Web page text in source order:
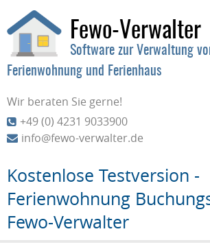
Fewo-Verwalter
Software zur Verwaltung
Ferienwohnung und Ferienhaus
Wir beraten Sie gerne!
+49 (0) 4231 9033900
info@fewo-verwalter.de
Kostenlose Testversion -
Ferienwohnung
Fewo-Verwalter